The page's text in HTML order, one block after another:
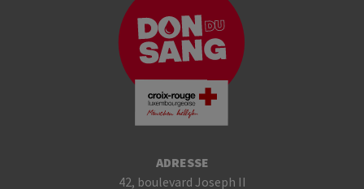
ADRESSE
42, boulevard Joseph II